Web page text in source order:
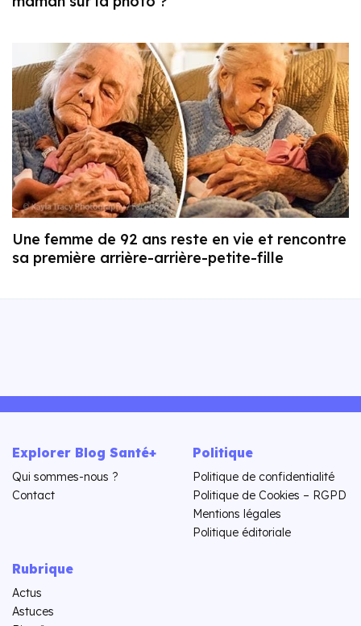
Une femme de 92 ans reste en vie et rencontre
sa première arrière-arrière-petite-fille
Explorer Blog Santé+
Qui sommes-nous ?
Contact
Politique
Politique de confidentialité
Politique de Cookies – RGPD
Mentions légales
Politique éditoriale
Rubrique
Actus
Astuces